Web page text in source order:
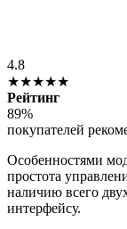
4.8
★★★★★
Рейтинг
89%
покупателей
Особенностями
простота
наличию всего
интерфейсу.